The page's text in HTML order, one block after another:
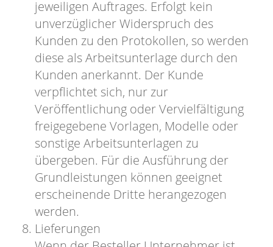
jeweiligen Auftrages. Erfolgt kein
unverzüglicher Widerspruch des
Kunden zu den Protokollen, so werden
diese als Arbeitsunterlage durch den
Kunden anerkannt. Der Kunde
verpflichtet sich, nur zur
Veröffentlichung oder Vervielfältigung
freigegebene Vorlagen, Modelle oder
sonstige Arbeitsunterlagen zu
übergeben. Für die Ausführung der
Grundleistungen können geeignet
erscheinende Dritte herangezogen
werden.
Lieferungen